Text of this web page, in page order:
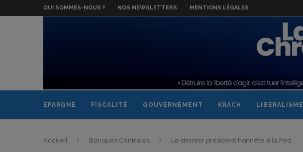
QUI SOMMES-NOUS ? NOS NEWSLETTERS MENTIONS LÉGALES
EPARGNE FISCALITÉ GOUVERNEMENT KRACH LIBERALISME
Accueil Banques Centrales Le dernier président honnête à la Fed